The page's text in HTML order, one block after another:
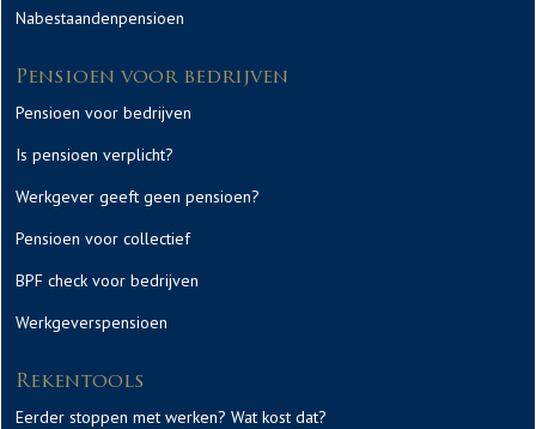
Nabestaandenpensioen
Pensioen voor bedrijven
Pensioen voor bedrijven
Is pensioen verplicht?
Werkgever geeft geen pensioen?
Pensioen voor collectief
BPF check voor bedrijven
Werkgeverspensioen
Rekentools
Eerder stoppen met werken? Wat kost dat?